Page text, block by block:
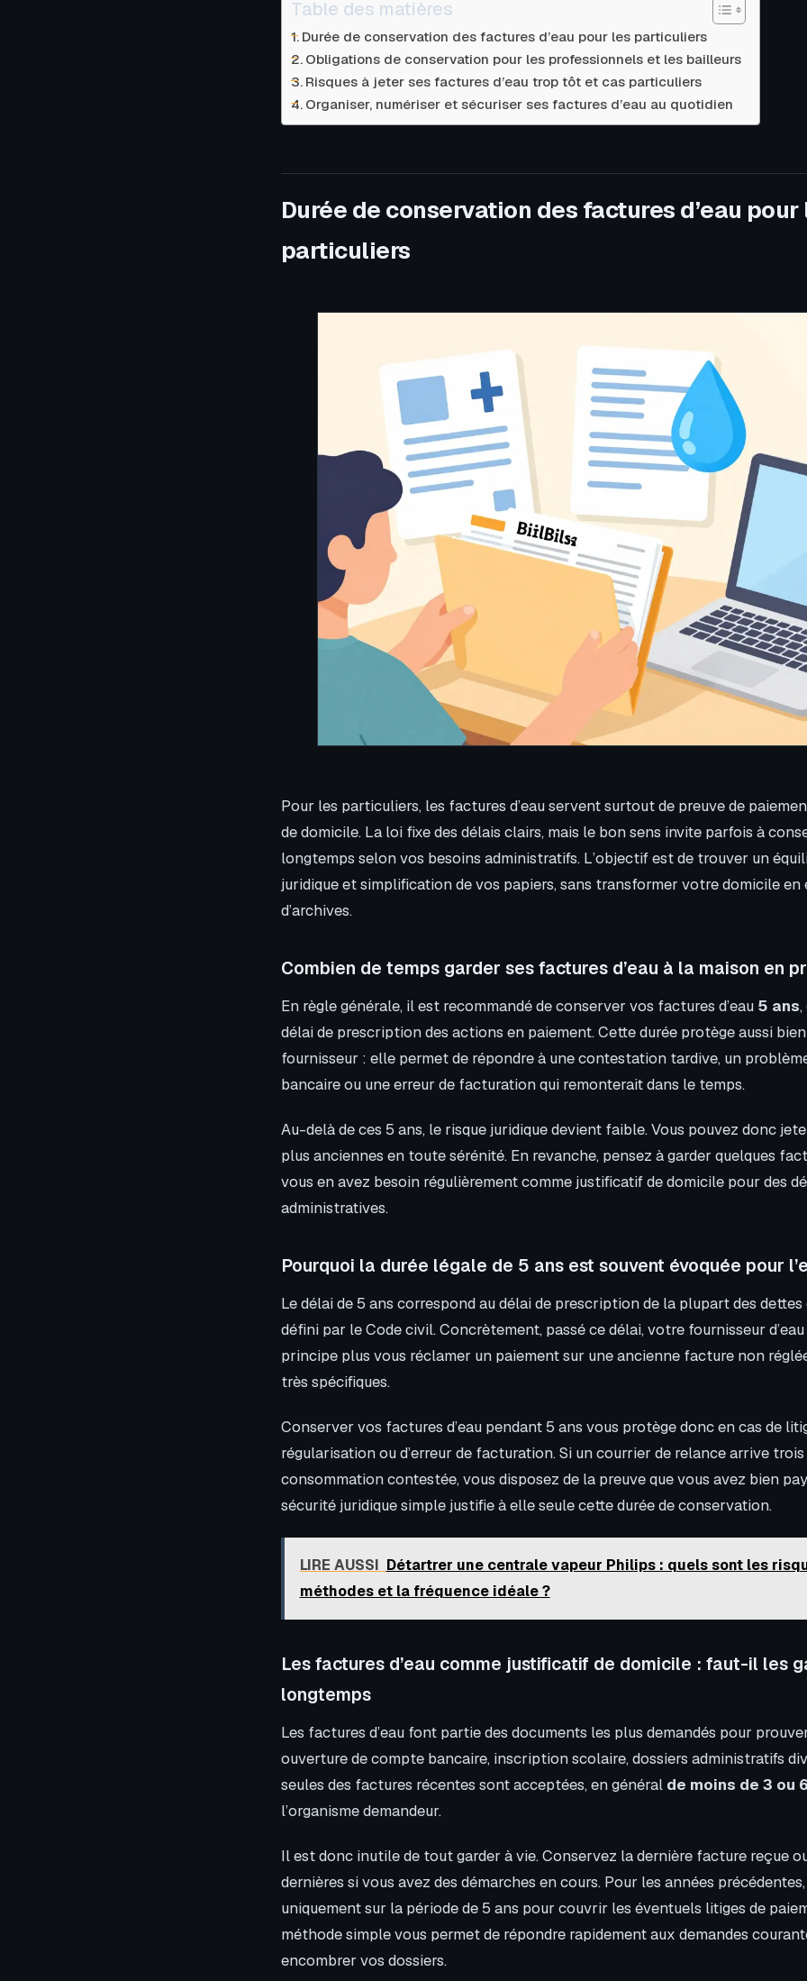
Table des matières
Durée de conservation des factures d’eau pour les particuliers
Obligations de conservation pour les professionnels et les bailleurs
Risques à jeter ses factures d’eau trop tôt et cas particuliers
Organiser, numériser et sécuriser ses factures d’eau au quotidien
Durée de conservation des factures d’eau pour
particuliers
Pour les particuliers, les factures d’eau servent surtout de preuve de
de domicile. La loi fixe des délais clairs, mais le bon sens invite parfois à
longtemps selon vos besoins administratifs. L’objectif est de trouver un
juridique et simplification de vos papiers, sans transformer votre domicile
d’archives.
Combien de temps garder ses factures d’eau à la maison en
En règle générale, il est recommandé de conserver vos factures d’eau 5 ans
délai de prescription des actions en paiement. Cette durée protège aussi
fournisseur : elle permet de répondre à une contestation tardive, un
bancaire ou une erreur de facturation qui remonterait dans le temps.
Au-delà de ces 5 ans, le risque juridique devient faible. Vous pouvez donc
plus anciennes en toute sérénité. En revanche, pensez à garder quelques
vous en avez besoin régulièrement comme justificatif de domicile pour des
administratives.
Pourquoi la durée légale de 5 ans est souvent évoquée pour
Le délai de 5 ans correspond au délai de prescription de la plupart des
défini par le Code civil. Concrètement, passé ce délai, votre fournisseur
principe plus vous réclamer un paiement sur une ancienne facture non
très spécifiques.
Conserver vos factures d’eau pendant 5 ans vous protège donc en cas de
régularisation ou d’erreur de facturation. Si un courrier de relance arrive
consommation contestée, vous disposez de la preuve que vous avez bien
sécurité juridique simple justifie à elle seule cette durée de conservation.
LIRE AUSSI Détartrer une centrale vapeur Philips : quels sont les
méthodes et la fréquence idéale ?
Les factures d’eau comme justificatif de domicile : faut-il les
longtemps
Les factures d’eau font partie des documents les plus demandés pour
ouverture de compte bancaire, inscription scolaire, dossiers administratifs
seules des factures récentes sont acceptées, en général de moins de 3 ou
l’organisme demandeur.
Il est donc inutile de tout garder à vie. Conservez la dernière facture reçue
dernières si vous avez des démarches en cours. Pour les années
uniquement sur la période de 5 ans pour couvrir les éventuels litiges de
méthode simple vous permet de répondre rapidement aux demandes
encombrer vos dossiers.